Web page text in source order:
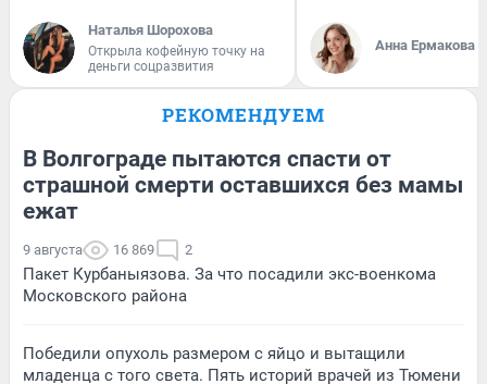
Наталья Шорохова
Открыла кофейную точку на
деньги соцразвития
Анна Ермакова
РЕКОМЕНДУЕМ
В Волгограде пытаются спасти от
страшной смерти оставшихся без мамы
ежат
9 августа 16 869 2
Пакет Курбаныязова. За что посадили экс-военкома
Московского района
Победили опухоль размером с яйцо и вытащили
младенца с того света. Пять историй врачей из Тюмени